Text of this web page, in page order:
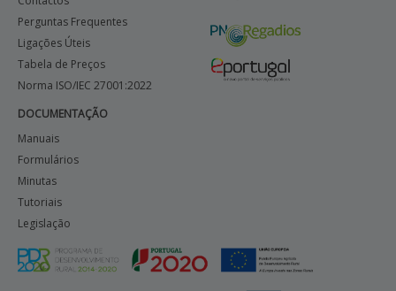
Perguntas Frequentes
Ligações Úteis
Tabela de Preços
Norma ISO/IEC 27001:2022
DOCUMENTAÇÃO
Manuais
Formulários
Minutas
Tutoriais
Legislação